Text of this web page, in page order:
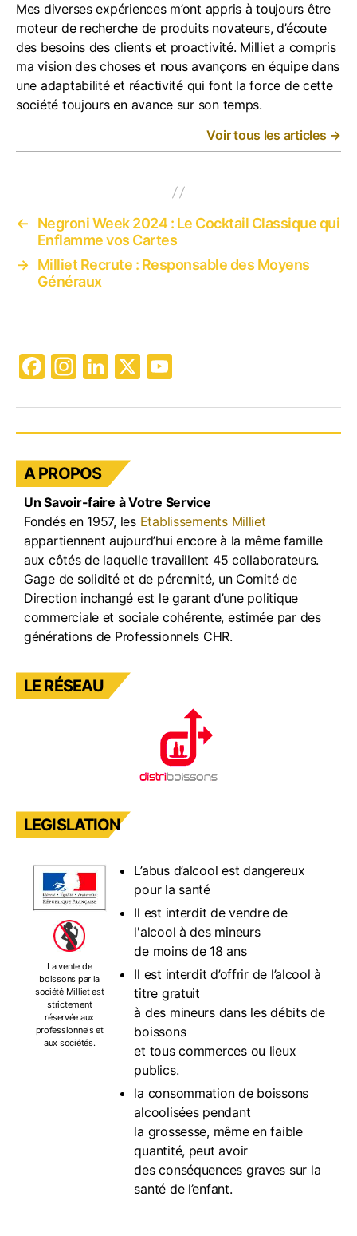
Mes diverses expériences m’ont appris à toujours être
moteur de recherche de produits novateurs, d’écoute
des besoins des clients et proactivité. Milliet a compris
ma vision des choses et nous avançons en équipe dans
une adaptabilité et réactivité qui font la force de cette
société toujours en avance sur son temps.
Voir tous les articles →
←
Negroni Week 2024 : Le Cocktail Classique qui
Enflamme vos Cartes
→ Milliet Recrute : Responsable des Moyens
Généraux
F
c
e
b
o
o
k
In
a
gr
a
m
Li
k
e
dI
n
X
u
T
b
e
A PROPOS
Un Savoir-faire à Votre Service
Fondés en 1957, les Etablissements Milliet
appartiennent aujourd’hui encore à la même famille
aux côtés de laquelle travaillent 45 collaborateurs.
Gage de solidité et de pérennité, un Comité de
Direction inchangé est le garant d’une politique
commerciale et sociale cohérente, estimée par des
générations de Professionnels CHR.
LE RÉSEAU
LEGISLATION
La vente de
boissons par la
société Milliet est
strictement
réservée aux
professionnels et
aux sociétés.
L’abus d’alcool est dangereux
pour la santé
Il est interdit de vendre de
l'alcool à des mineurs
de moins de 18 ans
Il est interdit d’offrir de l’alcool à
titre gratuit
à des mineurs dans les débits de
boissons
et tous commerces ou lieux
publics.
la consommation de boissons
alcoolisées pendant
la grossesse, même en faible
quantité, peut avoir
des conséquences graves sur la
santé de l’enfant.